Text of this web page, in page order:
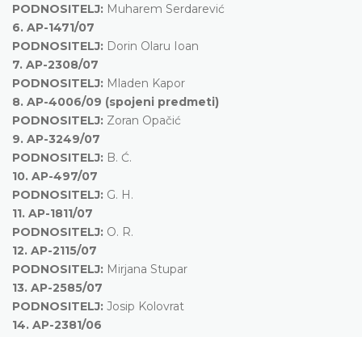
PODNOSITELJ: Muharem Serdarević
6. AP-1471/07
PODNOSITELJ: Dorin Olaru Ioan
7. AP-2308/07
PODNOSITELJ: Mladen Kapor
8. AP-4006/09 (spojeni predmeti)
PODNOSITELJ: Zoran Opačić
9. AP-3249/07
PODNOSITELJ: B. Ć.
10. AP-497/07
PODNOSITELJ: G. H.
11. AP-1811/07
PODNOSITELJ: O. R.
12. AP-2115/07
PODNOSITELJ: Mirjana Stupar
13. AP-2585/07
PODNOSITELJ: Josip Kolovrat
14. AP-2381/06